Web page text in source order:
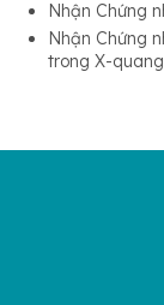
Nhận Chứng
Nhận Chứng
trong X-